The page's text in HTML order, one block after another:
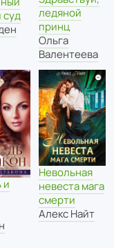
суд
ледяной
принц
Ольга
Валентеева
и
Невольная
невеста мага
смерти
Алекс Найт